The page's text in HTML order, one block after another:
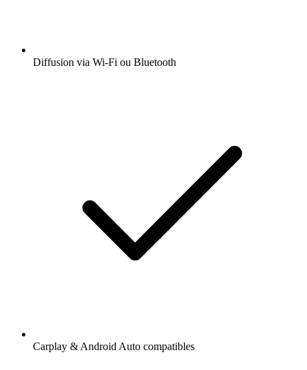
Diffusion via Wi-Fi ou Bluetooth
Carplay & Android Auto compatibles